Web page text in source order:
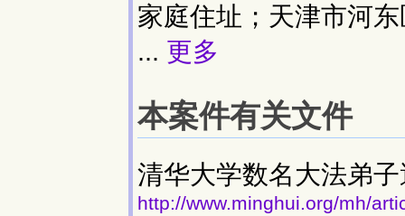
家庭住址；天津市河
... 更多
本案件有关文件
清华大学数名大法弟子
http://www.minghui.org/mh/